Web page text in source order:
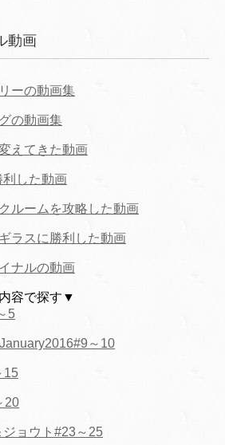
動画
ーの動画集
の動画集
えてきた動画
した動画
ルームを攻略した動画
ラスに勝利した動画
ナルの動画
容で探す▼
5
～10
15
20
ョウト#23～25